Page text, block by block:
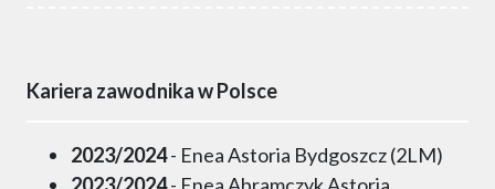
Kariera zawodnika w Polsce
2023/2024- Enea Astoria Bydgoszcz (2LM)